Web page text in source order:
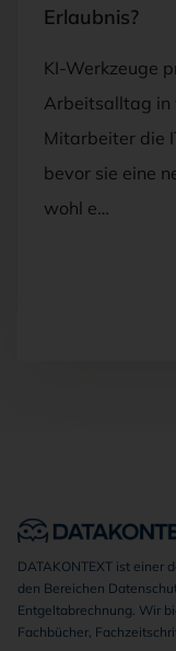
Erlaubnis?
KI-Werkzeuge
Arbeitsalltag in
Mitarbeiter die
bevor sie eine
wohl e…
DATAKONTEXT ist einer
den Bereichen
Entgeltabrechnung. Wir
Fachbücher,